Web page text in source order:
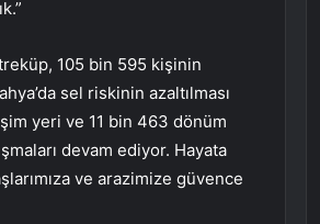
105 bin 595 kişinin
sel riskinin azaltılması
yeri ve 11 bin 463 dönüm
devam ediyor. Hayata
ve arazimize güvence